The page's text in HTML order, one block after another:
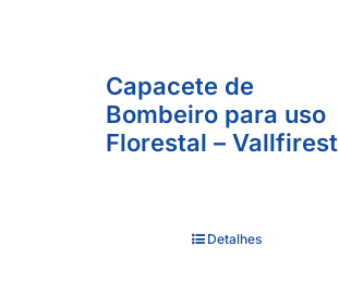
Capacete de
Bombeiro para uso
Florestal – Vallfirest
Detalhes